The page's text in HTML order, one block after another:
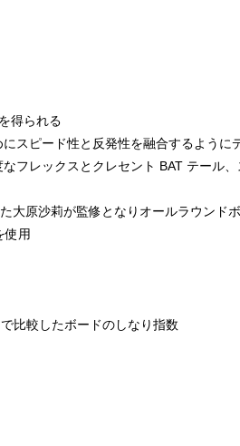
得られる
スピード性と反発性を融合するように
フレックスとクレセント BAT テール
大原沙莉が監修となりオールラウンド
使用
比較したボードのしなり指数